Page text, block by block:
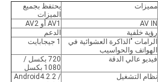
مميزات
يحتفظ بجميع
الميزات
AV IN
AV1 أو AV2
رؤية خلفية
الدعم
الرامات "الذاكرة العشوائية في
الهواتف والحواسيب
1 جيجابايت
فيديو عالي الدقة
720 بكسل /
1080 بكسل
نظام التشغيل
Android4.2.2 /